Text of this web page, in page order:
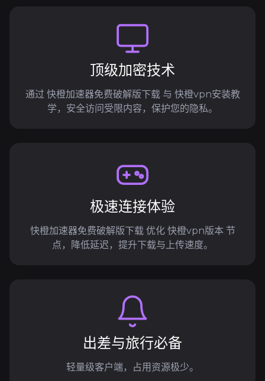
顶级加密技术
通过 快橙加速器免费破解版下载 与 快橙vpn安装教
学，安全访问受限内容，保护您的隐私。
极速连接体验
快橙加速器免费破解版下载 优化 快橙vpn版本 节
点，降低延迟，提升下载与上传速度。
出差与旅行必备
轻量级客户端，占用资源极少。